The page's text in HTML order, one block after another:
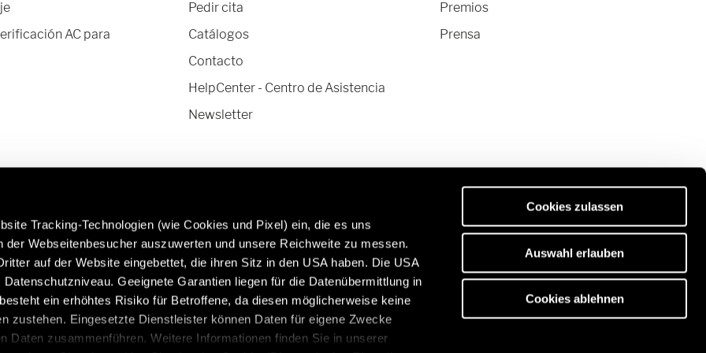
Tracking-Technologien (wie Cookies und Pixel) ein, die es uns
der Webseitenbesucher auszuwerten und unsere Reichweite zu messen.
auf der Website eingebettet, die ihren Sitz in den USA haben. Die USA
Geeignete Garantien liegen für die Datenübermittlung in
ein erhöhtes Risiko für Betroffene, da diesen möglicherweise keine
zustehen. Eingesetzte Dienstleister können Daten für eigene Zwecke
Daten zusammenführen. Weitere Informationen finden Sie in unserer
Cookies zulassen
Auswahl erlauben
Cookies ablehnen
AC para
Pedir cita
Catálogos
Contacto
HelpCenter - Centro de Asistencia
Newsletter
Premios
Prensa
Más información sobre los recambios y
accesorios originales de Hymer:
/es/es/servicio/accesorios-originales
Caravanas de primera calidad:
https://www.eriba.com/de/en